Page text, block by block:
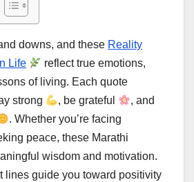
downs, and these Reality
Life
reflect true emotions,
of living. Each quote
strong
, be grateful
, and
. Whether you’re facing
peace, these Marathi
wisdom and motivation.
lines guide you toward positivity